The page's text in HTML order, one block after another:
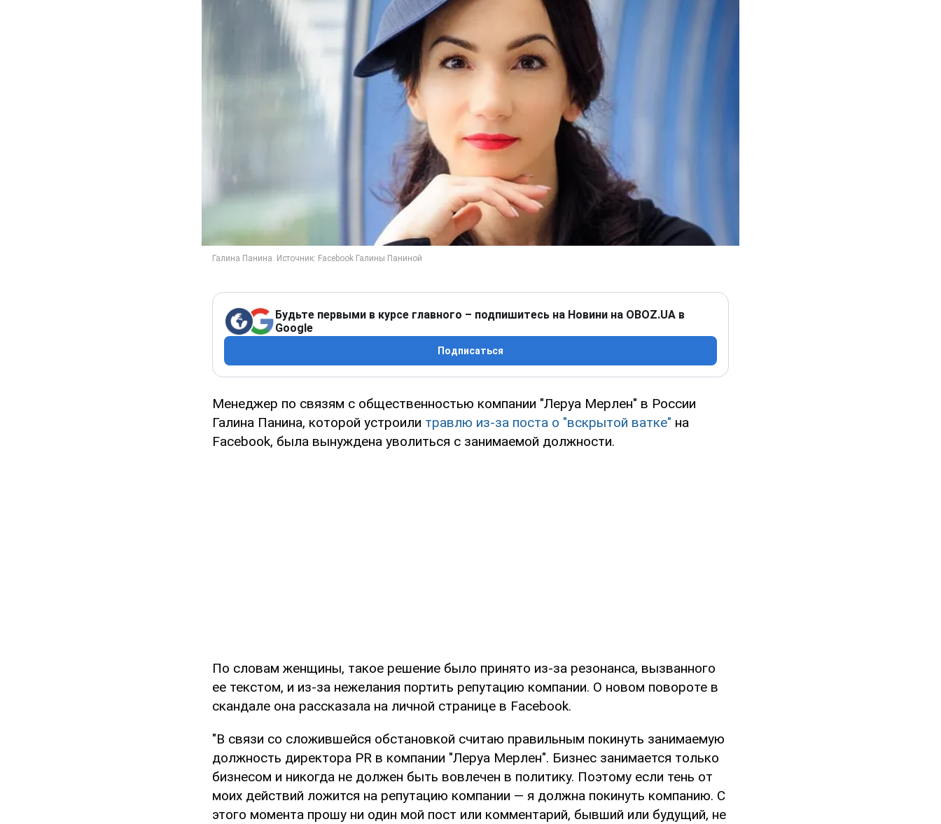
Будьте первыми в курсе главного – подпишитесь на Новини на OBOZ.UA в
Google
Подписаться
Менеджер по связям с общественностью компании "Леруа Мерлен" в России
Галина Панина, которой устроили травлю из-за поста о "вскрытой ватке" на
Facebook, была вынуждена уволиться с занимаемой должности.
По словам женщины, такое решение было принято из-за резонанса, вызванного
ее текстом, и из-за нежелания портить репутацию компании. О новом повороте в
скандале она рассказала на личной странице в Facebook.
"В связи со сложившейся обстановкой считаю правильным покинуть занимаемую
должность директора PR в компании "Леруа Мерлен". Бизнес занимается только
бизнесом и никогда не должен быть вовлечен в политику. Поэтому если тень от
моих действий ложится на репутацию компании — я должна покинуть компанию. С
этого момента прошу ни один мой пост или комментарий, бывший или будущий, не